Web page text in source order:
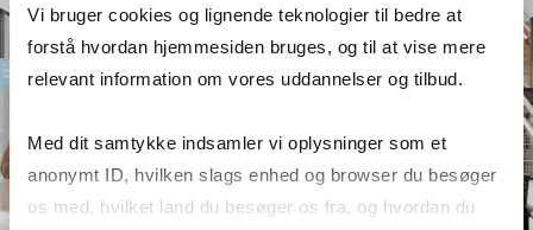
Vi bruger cookies og lignende teknologier til bedre at
forstå hvordan hjemmesiden bruges, og til at vise mere
relevant information om vores uddannelser og tilbud.
Med dit samtykke indsamler vi oplysninger som et
anonymt ID, hvilken slags enhed og browser du besøger
os med, hvilket land du besøger os fra, og hvordan du